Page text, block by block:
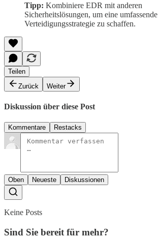
Tipp: Kombiniere EDR mit anderen
Sicherheitslösungen, um eine umfassende
Verteidigungsstrategie zu schaffen.
Teilen
Zurück
Weiter
Diskussion über diese Post
Kommentare Restacks
Oben Neueste Diskussionen
Keine Posts
Sind Sie bereit für mehr?